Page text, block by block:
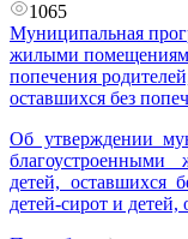
1065
Муниципальная
жилыми
попечения
оставшихся без
Об утверждении
детей, оставшихся
детей-сирот и детей,